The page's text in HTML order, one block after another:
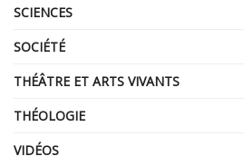
SCIENCES
SOCIÉTÉ
THÉÂTRE ET ARTS VIVANTS
THÉOLOGIE
VIDÉOS